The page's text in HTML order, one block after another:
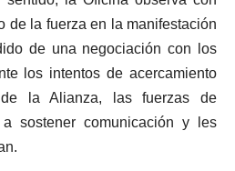
de la fuerza en la manifestación
de una negociación con los
los intentos de acercamiento
la Alianza, las fuerzas de
sostener comunicación y les